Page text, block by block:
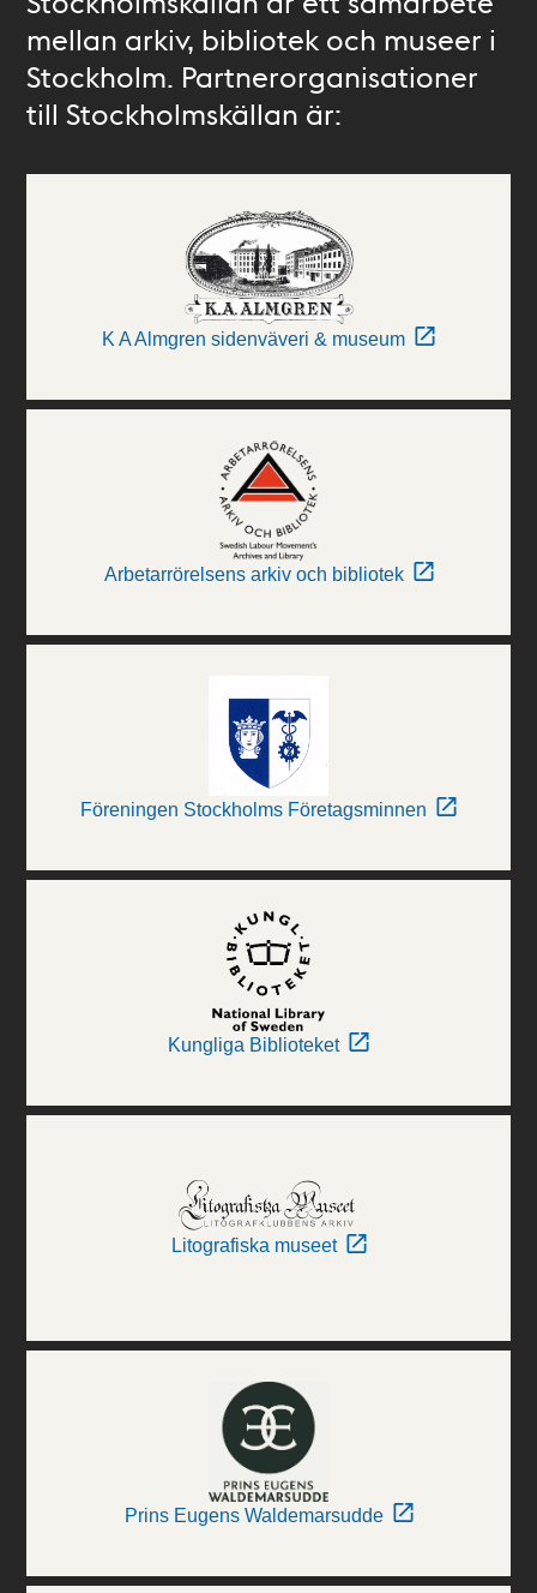
mellan arkiv, bibliotek och museer i
Stockholm. Partnerorganisationer
till Stockholmskällan är:
K A Almgren sidenväveri & museum
Arbetarrörelsens arkiv och bibliotek
Föreningen Stockholms Företagsminnen
Kungliga Biblioteket
Litografiska museet
Prins Eugens Waldemarsudde